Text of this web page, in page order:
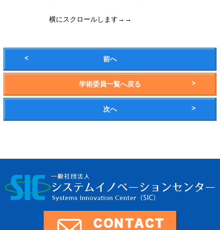
横にスクロールします→→
前へ
学術委員一覧へ戻る
次へ